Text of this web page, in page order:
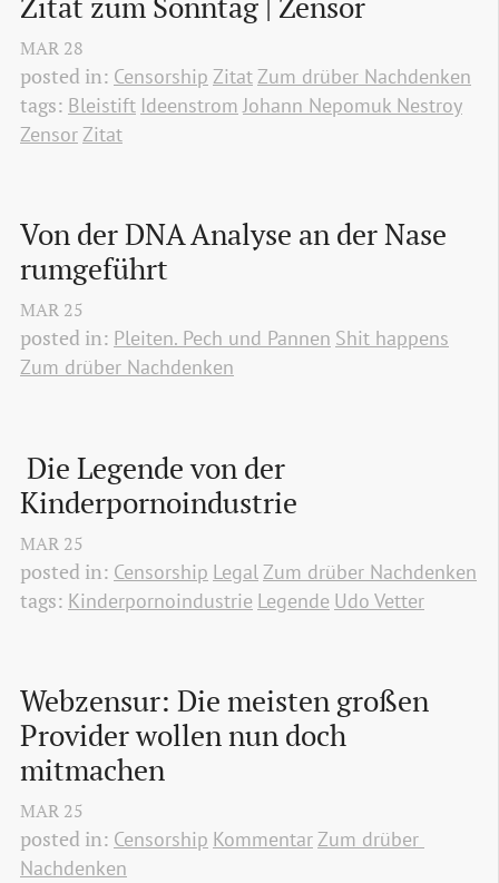
MAR 28
posted in: Censorship ZitatZum drüber Nachdenken
tags: Bleistift Ideenstrom Johann Nepomuk Nestroy
ZensorZitat
Von der DNA Analyse an der Nase
rumgeführt
MAR 25
posted in: Pleiten. Pech und Pannen Shit happens
Zum drüber Nachdenken
Kinderpornoindustrie
MAR 25
posted in: Censorship Legal Zum drüber Nachdenken
tags: Kinderpornoindustrie Legende Udo Vetter
Webzensur: Die meisten großen
Provider wollen nun doch
mitmachen
MAR 25
posted in: Censorship KommentarZum drüber
Nachdenken